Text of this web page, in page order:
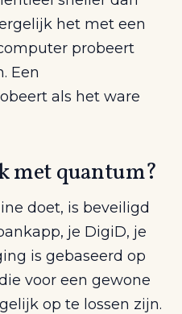
het met een
probeert
Een
als het ware
met quantum?
doet, is beveiligd
je DigiD, je
is gebaseerd op
voor een gewone
op te lossen zijn.